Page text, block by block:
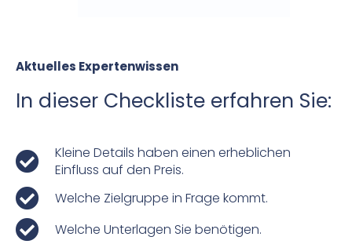
Aktuelles Expertenwissen
In dieser Checkliste erfahren Sie:
Kleine Details haben einen erheblichen
Einfluss auf den Preis.
Welche Zielgruppe in Frage kommt.
Welche Unterlagen Sie benötigen.